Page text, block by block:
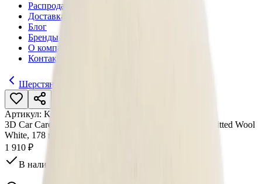
Распродажа
Доставка и оплата
Блог
Бренды
О компании
Контакты
Шерстяные полировальные круги
Артикул: K-KW7
3D Car Care Шерстяной полировальный круг Pad Knitted Wool
White, 178 мм
1 910 ₽
В наличии в магазине